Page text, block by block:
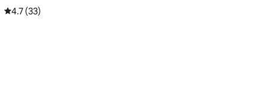
Calificación promedio: 4.7 de 5, 33 reseñas
4.7 (33)